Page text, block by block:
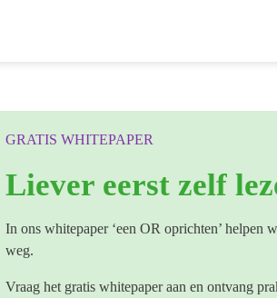
GRATIS WHITEPAPER
Liever eerst zelf
In ons whitepaper ‘een OR oprichten’ helpen
weg.
Vraag het gratis whitepaper aan en ontvang